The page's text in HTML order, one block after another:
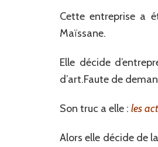
Cette entreprise a
Maïssane.
Elle décide
d’art.Faute de
Son truc a elle : les
Alors elle décide de